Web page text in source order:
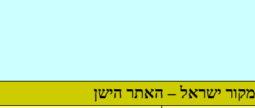
מקור ישראל – האתר הישן